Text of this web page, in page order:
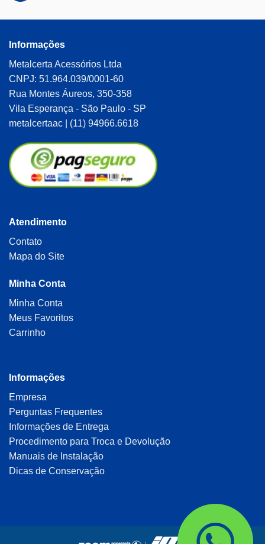
Informações
Metalcerta Acessórios Ltda
CNPJ: 51.964.039/0001-60
Rua Montes Áureos, 350-358
Vila Esperança - São Paulo - SP
metalcertaac | (11) 94966.6618
Atendimento
Contato
Mapa do Site
Minha Conta
Minha Conta
Meus Favoritos
Carrinho
Informações
Empresa
Perguntas Frequentes
Informações de Entrega
Procedimento para Troca e Devolução
Manuais de Instalação
Dicas de Conservação